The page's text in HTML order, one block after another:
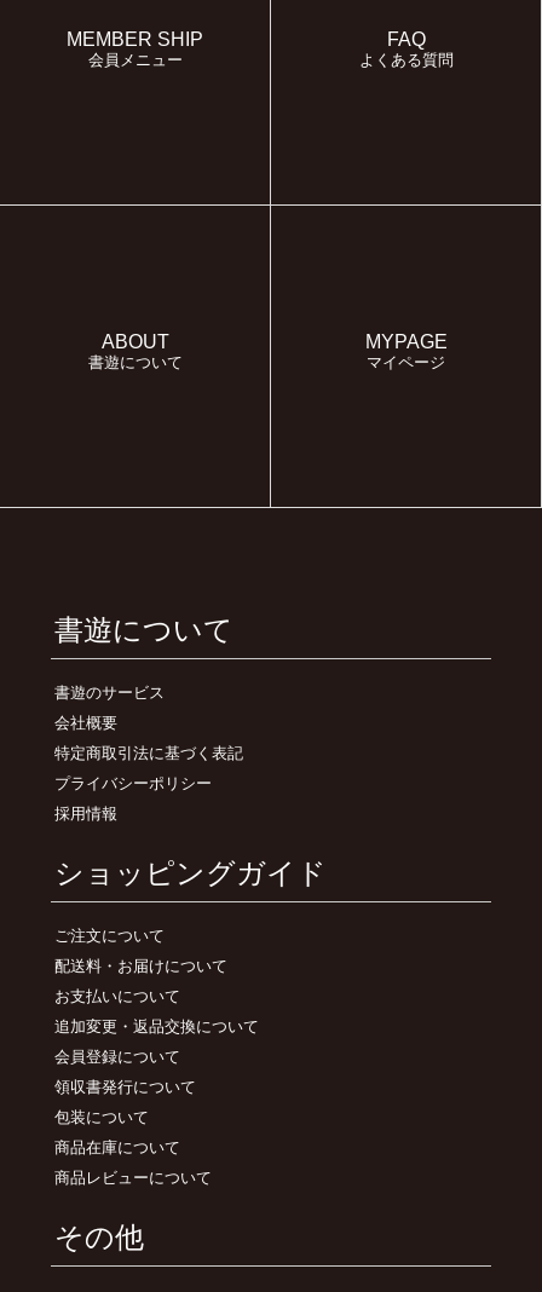
MEMBER SHIP
会員メニュー
FAQ
よくある質問
ABOUT
書遊について
MYPAGE
マイページ
書遊について
書遊のサービス
会社概要
特定商取引法に基づく表記
プライバシーポリシー
採用情報
ショッピングガイド
ご注文について
配送料・お届けについて
お支払いについて
追加変更・返品交換について
会員登録について
領収書発行について
包装について
商品在庫について
商品レビューについて
その他